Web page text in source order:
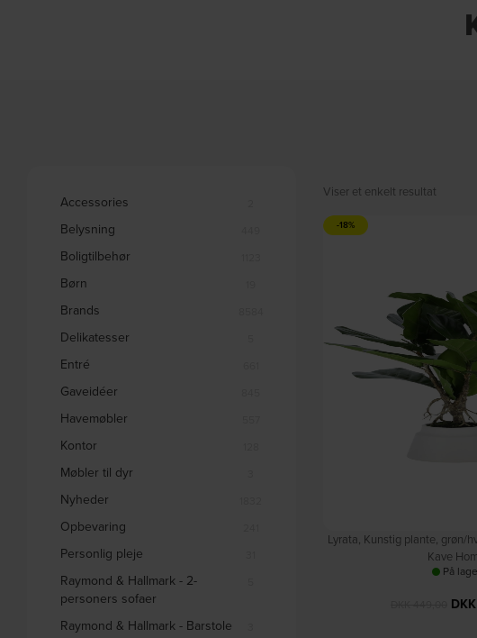
Accessories
Belysning
Boligtilbehør
Børn
Brands
Delikatesser
Entré
Gaveidéer
Havemøbler
Kontor
Møbler til dyr
Nyheder
Opbevaring
Personlig pleje
Raymond & Hallmark - 2-
personers sofaer
Raymond & Hallmark - Barstole
Viser et enkelt resultat
-18%
Lyrata, Kunstig plante, grøn/
Kave
På
DKK